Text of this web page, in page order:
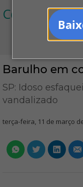
Convivência
Barulho em
SP: Idoso
vandalizado
terça-feira, 11 de março